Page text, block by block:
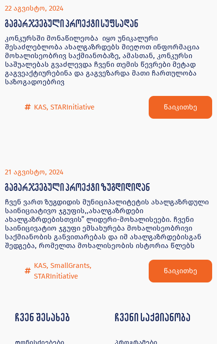
22 აგვისტო, 2024
გამარჯვებული პროექტი სუფსადან
კონკურსში მონაწილეობა იყო უნიკალური
შესაძლებლობა ახალგაზრდებს მიეღოთ ინფორმაცია
მოხალისეობრივ საქმიანობაზე, ამასთან, კონკურსი
საშუალებას გვაძლევდა ჩვენი თემის წევრები მეტად
გაგვეაქტიურებინა და გაგვეზარდა მათი ჩართულობა
საზოგადოებრივ
KAS, STARInitiative წაიკითხე
21 აგვისტო, 2024
გამარჯვებული პროექტი ზუგდიდიდან
ჩვენ ვართ ზუგდიდის მუნიციპალიტეტის ახალგაზრდული
საინიციატივო ჯგუფის,,ახალგაზრდები
ახალგაზრდებისთვის” ლიდერი-მოხალისეები. ჩვენი
საინიცივატიო ჯგუფი ემსახურება მოხალისეობრივი
საქმიანობის განვითარებას და იმ ახალგაზრდებისგან
შედგება, რომელთა მოხალისეობის ისტორია წლებს
KAS, SmallGrants,
STARInitiative
წაიკითხე
ჩვენ შესახებ ჩვენი საქმიანობა